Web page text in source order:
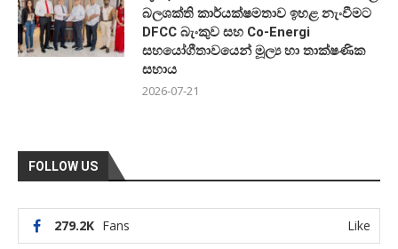
බලශක්ති කාර්යක්ෂමතාව ඉහළ නැංවීමට
DFCC බැංකුව සහ Co-Energi
සහයෝගීතාවයෙන් මූල්‍ය හා තාක්ෂණික
සහාය
2026-07-21
FOLLOW US
279.2K Fans Like